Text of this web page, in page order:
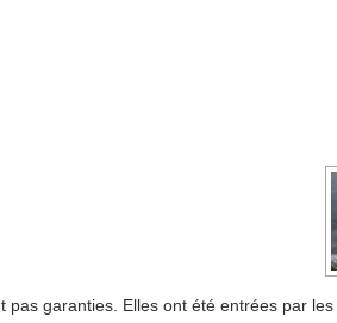
pas garanties. Elles ont été entrées par